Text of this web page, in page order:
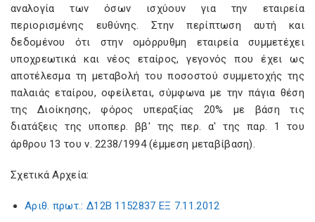
αναλογία των όσων ισχύουν για την εταιρεία
περιορισμένης ευθύνης. Στην περίπτωση αυτή και
δεδομένου ότι στην ομόρρυθμη εταιρεία συμμετέχει
υποχρεωτικά και νέος εταίρος, γεγονός που έχει ως
αποτέλεσμα τη μεταβολή του ποσοστού συμμετοχής της
παλαιάς εταίρου, οφείλεται, σύμφωνα με την πάγια θέση
της Διοίκησης, φόρος υπεραξίας 20% με βάση τις
διατάξεις της υποπερ. ββ' της περ. α' της παρ. 1 του
άρθρου 13 του ν. 2238/1994 (έμμεση μεταβίβαση).
Σχετικά Αρχεία:
Αριθ. πρωτ.: Δ12Β 1152837 ΕΞ 7.11.2012